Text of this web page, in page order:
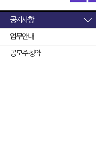
공지사항
업무안내
공모주 청약